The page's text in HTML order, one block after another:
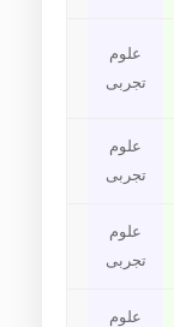
علوم
تجربی
علوم
تجربی
علوم
تجربی
علوم